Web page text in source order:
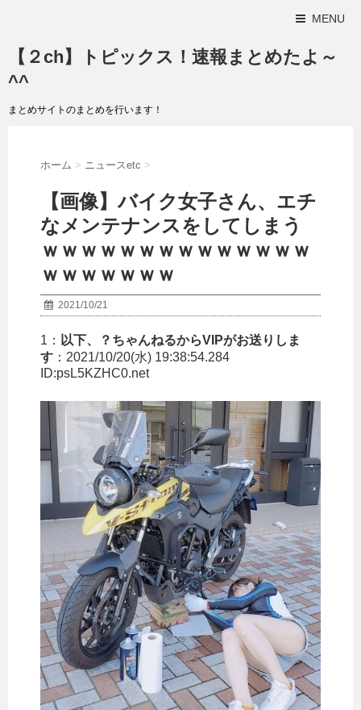
MENU
【２ch】トピックス！速報まとめたよ～
^^
まとめサイトのまとめを行います！
ホーム > ニュースetc >
【画像】バイク女子さん、エチ
なメンテナンスをしてしまう
ｗｗｗｗｗｗｗｗｗｗｗｗｗｗ
ｗｗｗｗｗｗｗ
2021/10/21
1： 以下、？ちゃんねるからVIPがお送りしま
す ：2021/10/20(水) 19:38:54.284
ID:psL5KZHC0.net